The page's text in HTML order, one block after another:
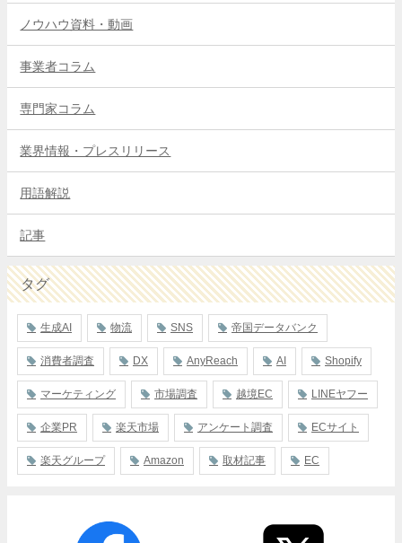
ノウハウ資料・動画
事業者コラム
専門家コラム
業界情報・プレスリリース
用語解説
記事
タグ
生成AI 物流 SNS 帝国データバンク
消費者調査 DX AnyReach AI Shopify
マーケティング 市場調査 越境EC LINEヤフー
企業PR 楽天市場 アンケート調査 ECサイト
楽天グループ Amazon 取材記事 EC